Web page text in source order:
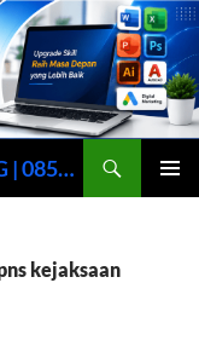
KURSUS KOMPUTER SEMARANG | 0857-0158-9003
kejaksaan